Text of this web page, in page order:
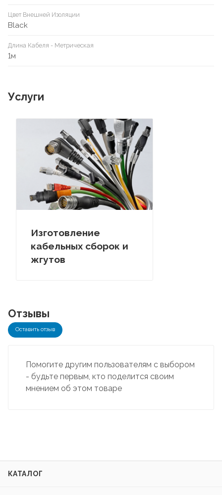
Цвет Внешней Изоляции
Black
Длина Кабеля - Метрическая
1м
Услуги
Изготовление
кабельных сборок и
жгутов
Отзывы
Оставить отзыв
Помогите другим пользователям с выбором
- будьте первым, кто поделится своим
мнением об этом товаре
КАТАЛОГ